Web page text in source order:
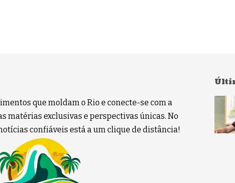
que moldam o Rio e conecte-se com a
matérias exclusivas e perspectivas únicas. No
confiáveis está a um clique de distância!